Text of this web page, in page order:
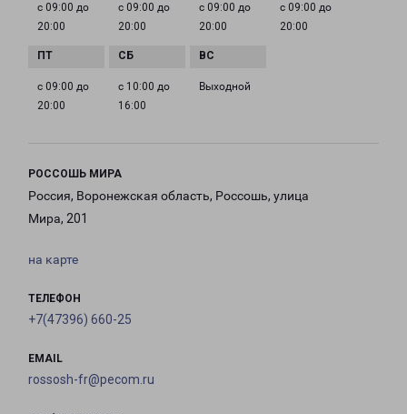
с 09:00 до
20:00
с 09:00 до
20:00
с 09:00 до
20:00
с 09:00 до
20:00
с 09:00 до
20:00
с 10:00 до
16:00
Выходной
РОССОШЬ МИРА
Россия, Воронежская область, Россошь, улица
Мира, 201
на карте
ТЕЛЕФОН
+7(47396) 660-25
EMAIL
rossosh-fr@pecom.ru